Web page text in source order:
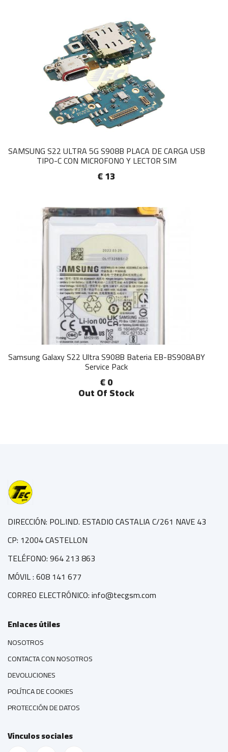
SAMSUNG S22 ULTRA 5G S908B PLACA DE CARGA USB
TIPO-C CON MICROFONO Y LECTOR SIM
€ 13
Samsung Galaxy S22 Ultra S908B Bateria EB-BS908ABY
Service Pack
€ 0
Out Of Stock
DIRECCIÓN: POL.IND. ESTADIO CASTALIA C/261 NAVE 43
CP: 12004 CASTELLON
TELÉFONO: 964 213 863
MÓVIL : 608 141 677
CORREO ELECTRÓNICO: info@tecgsm.com
Enlaces útiles
NOSOTROS
CONTACTA CON NOSOTROS
DEVOLUCIONES
POLÍTICA DE COOKIES
PROTECCIÓN DE DATOS
Vínculos sociales